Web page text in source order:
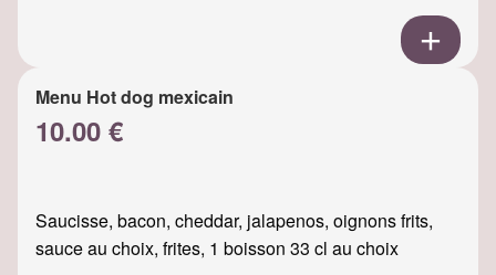
Menu Hot dog mexicain
10.00 €
Saucisse, bacon, cheddar, jalapenos, oignons frits,
sauce au choix, frites, 1 boisson 33 cl au choix